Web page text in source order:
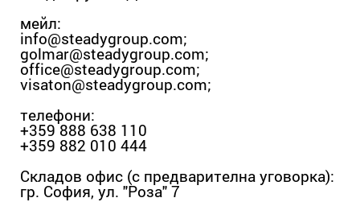
мейл:
info@steadygroup.com;
golmar@steadygroup.com;
office@steadygroup.com;
visaton@steadygroup.com;
телефони:
+359 888 638 110
+359 882 010 444
Складов офис (с предварителна уговорка):
гр. София, ул. "Роза" 7